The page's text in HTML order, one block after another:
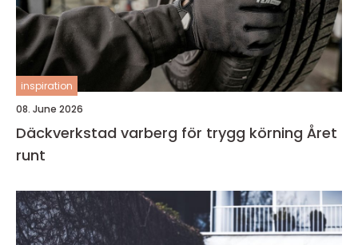
inspiration
08. June 2026
Däckverkstad varberg för trygg körning Året
runt